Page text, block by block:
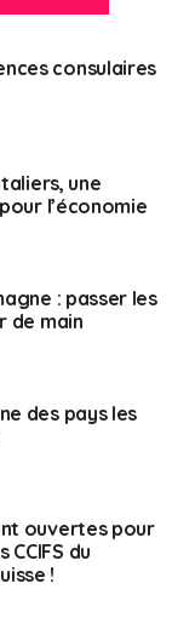
consulaires
une
l’économie
: passer les
de main
des pays les
ouvertes pour
CCIFS du
!